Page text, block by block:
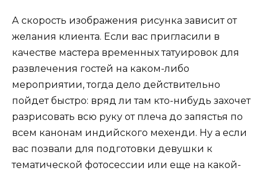
А скорость изображения рисунка зависит от
желания клиента. Если вас пригласили в
качестве мастера временных татуировок для
развлечения гостей на каком-либо
мероприятии, тогда дело действительно
пойдет быстро: вряд ли там кто-нибудь захочет
разрисовать всю руку от плеча до запястья по
всем канонам индийского мехенди. Ну а если
вас позвали для подготовки девушки к
тематической фотосессии или еще на какой-